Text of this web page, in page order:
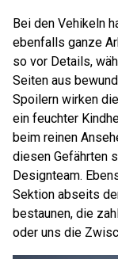
Bei den Vehikeln
ebenfalls ganze
so vor Details,
Seiten aus
Spoilern wirken
ein feuchter
beim reinen
diesen Gefährten
Designteam.
Sektion abseits
bestaunen, die
oder uns die